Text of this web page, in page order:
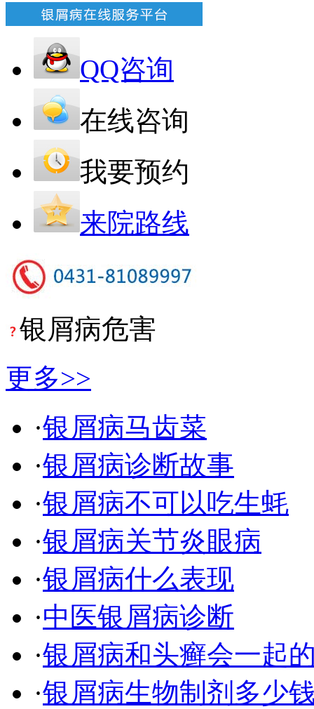
QQ咨询
在线咨询
我要预约
来院路线
银屑病危害
更多>>
·银屑病马齿菜
·银屑病诊断故事
·银屑病不可以吃生蚝
·银屑病关节炎眼病
·银屑病什么表现
·中医银屑病诊断
·银屑病和头癣会一起
·银屑病生物制剂多少